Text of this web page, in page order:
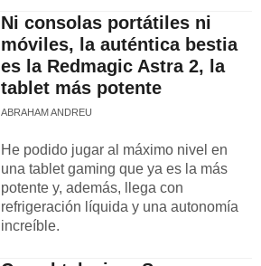
Ni consolas portátiles ni
móviles, la auténtica bestia
es la Redmagic Astra 2, la
tablet más potente
ABRAHAM ANDREU
He podido jugar al máximo nivel en
una tablet gaming que ya es la más
potente y, además, llega con
refrigeración líquida y una autonomía
increíble.